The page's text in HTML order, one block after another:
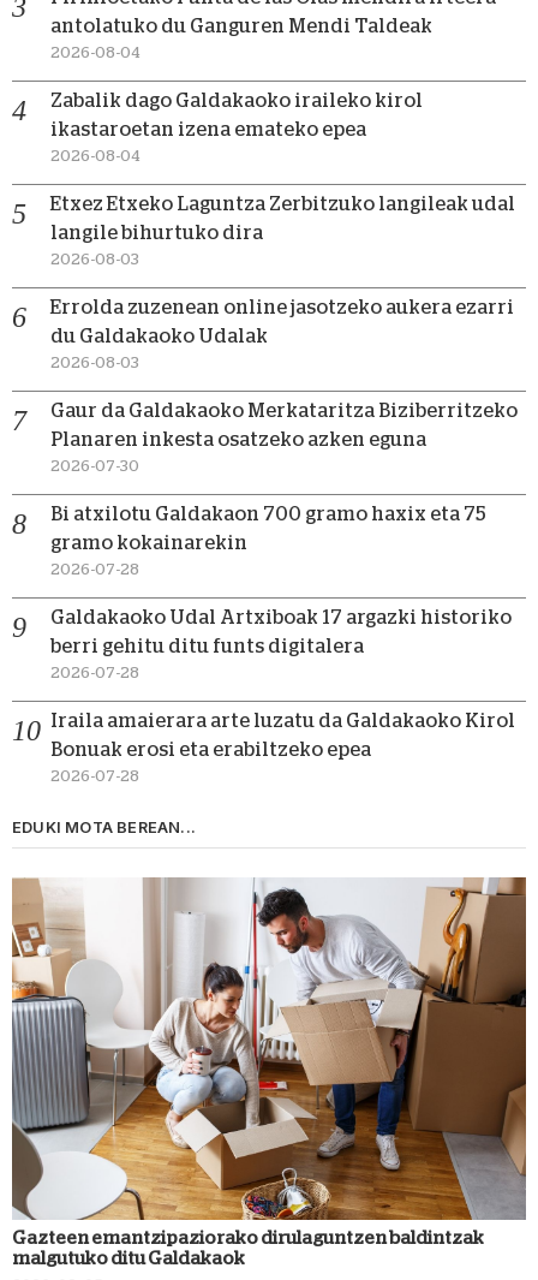
antolatuko du Ganguren Mendi Taldeak
2026-08-04
Zabalik dago Galdakaoko iraileko kirol
ikastaroetan izena emateko epea
2026-08-04
Etxez Etxeko Laguntza Zerbitzuko langileak udal
langile bihurtuko dira
2026-08-03
Errolda zuzenean online jasotzeko aukera ezarri
du Galdakaoko Udalak
2026-08-03
Gaur da Galdakaoko Merkataritza Biziberritzeko
Planaren inkesta osatzeko azken eguna
2026-07-30
Bi atxilotu Galdakaon 700 gramo haxix eta 75
gramo kokainarekin
2026-07-28
Galdakaoko Udal Artxiboak 17 argazki historiko
berri gehitu ditu funts digitalera
2026-07-28
Iraila amaierara arte luzatu da Galdakaoko Kirol
Bonuak erosi eta erabiltzeko epea
2026-07-28
EDUKI MOTA BEREAN...
Gazteen emantzipaziorako dirulaguntzen baldintzak
malgutuko ditu Galdakaok